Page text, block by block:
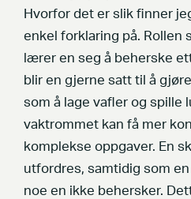
Hvorfor det er slik finner
enkel forklaring på. Rollen
lærer en seg å beherske
blir en gjerne satt til å
som å lage vafler og spille
vaktrommet kan få mer
komplekse oppgaver. En
utfordres, samtidig som
noe en ikke behersker.